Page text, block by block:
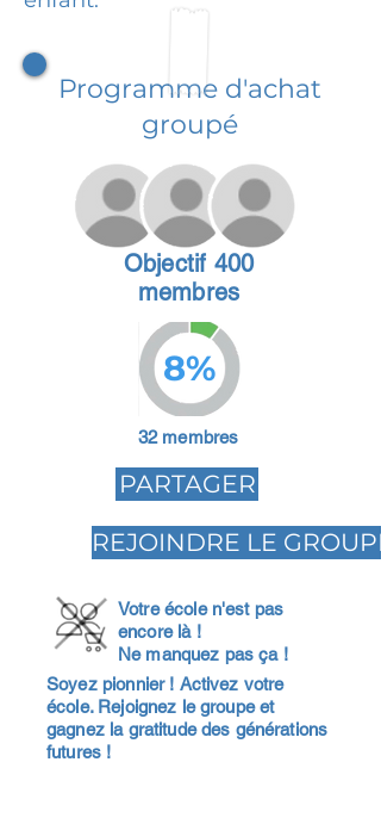
Programme d'achat
groupé
Objectif 400
membres
8%
32 membres
PARTAGER
REJOINDRE LE GROUPE
Votre école n'est pas
encore là !
Ne manquez pas ça !
Soyez pionnier ! Activez votre
école. Rejoignez le groupe et
gagnez la gratitude des générations
futures !